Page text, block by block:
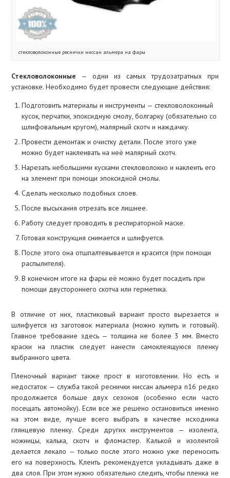
стекловолоконные реснички ниссан альмера на фары
Стекловолоконные — одни из самых трудозатратных при
установке. Необходимо будет провести следующие действия:
Подготовить материалы и инструменты — стекловолоконный
кусок, перчатки, эпоксидную смолу, болгарку (обязательно со
шлифовальным кругом), малярный скотч и наждачку.
Провести демонтаж и очистку детали. После этого уже
можно будет наклеивать на неё малярный скотч.
Нарезать небольшими кусками стекловолокно и наклеить его
на элемент при помощи эпоксидной смолы.
Сделать несколько подобных слоев.
После высыхания отрезать все лишнее.
Работу следует проводить в респираторной маске.
Готовая конструкция снимается и шлифуется.
После этого она отшпалтевывается и красится (при помощи
распылителя).
В конечном итоге на фары её можно будет посадить при
помощи двустороннего скотча или герметика.
В отличие от них, пластиковый вариант просто вырезается и
шлифуется из заготовок материала (можно купить и готовый).
Главное требование здесь — толщина не более 3 мм. Вместо
краски на пластик следует нанести самоклеящуюся пленку
выбранного цвета.
Пленочный вариант также прост в изготовлении. Но есть и
недостаток — служба такой реснички ниссан альмера n16 редко
продолжается больше двух сезонов (особенно если часто
посещать автомойку). Если все же решено остановиться именно
на этом виде, лучше всего выбрать в качестве исходника
глянцевую пленку. Среди других инструментов — изолента,
ножницы, калька, скотч и фломастер. Калькой и изолентой
делается лекало — только после этого можно уже переносить
его на поверхность. Клеить рекомендуется укладывать даже в
два слоя. При этом нужно обязательно следить, чтобы пленка не